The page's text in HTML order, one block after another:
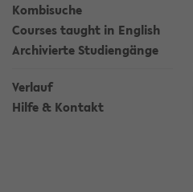
Kombisuche
Courses taught in English
Archivierte Studiengänge
Verlauf
Hilfe & Kontakt